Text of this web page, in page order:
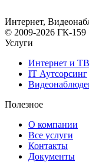
Интернет,
© 2009-2026 ГК-159
Услуги
Интернет и ТВ
IT Аутсорсинг
Полезное
О компании
Все услуги
Контакты
Документы